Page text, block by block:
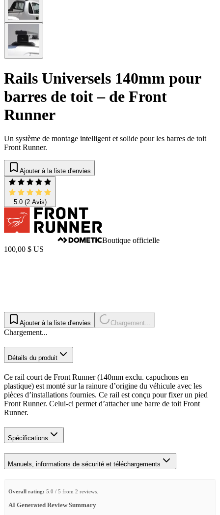
Rails Universels 140mm pour
barres de toit – de Front
Runner
Un système de montage intelligent et solide pour les barres de toit
Front Runner.
Ajouter à la liste d'envies
5.0(2 Avis)
Boutique officielle
100,00 $ US
Ajouter à la liste d'envies Chargement...
Chargement...
Détails du produit
Ce rail court de Front Runner (140mm exclu. capuchons en
plastique) est monté sur la rainure d’origine du véhicule avec les
pièces d’installations fournies. Ce rail est conçu pour fixer un pied
Front Runner. Celui-ci permet d’attacher une barre de toit Front
Runner.
Spécifications
Manuels, informations de sécurité et téléchargements
Overall rating: 5.0 / 5 from 2 reviews.
AI Generated Review Summary